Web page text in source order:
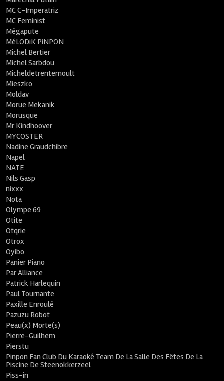
MC C-Imperatriz
MC Feminist
Mégapute
MéLODiK PiNPON
Michel Bertier
Michel Sarbdou
Micheldetrentemoult
Mieszko
Moldav
Morue Mekanik
Morusque
Mr Kindhoover
MYCOSTER
Nadine Graudchibre
Napel
NATE
Nils Gasp
nixxx
Nota
Olympe 69
Otite
Otqrie
Otrox
Oyibo
Panier Piano
Par Alliance
Patrick Harlequin
Paul Tournante
Paxille Enroulé
Pazuzu Robot
Peau(x) Morte(s)
Pierre-Guilhem
Pierstu
Pinpon Fan Club Du Karaoké Team De La Salle Des Fêtes De La
Piscine De Steenokkerzeel
Piss-in